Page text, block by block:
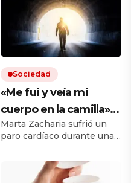
Sociedad
«Me fui y veía mi
cuerpo en la camilla»:
vivió un caso similar al
de Víctor Sueiro y la
ciencia tiene una
explicación
Marta Zacharia sufrió un
paro cardíaco durante una
reanimada. Durante esos
segundos, dice que vio